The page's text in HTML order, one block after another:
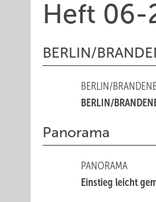
Heft 06-
BERLIN/
BERLIN/
BERLIN/
Panorama
PANORAMA
Einstieg leicht